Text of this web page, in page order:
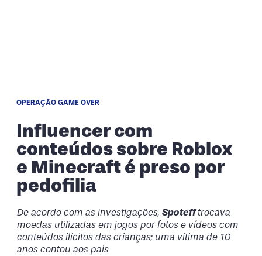
OPERAÇÃO GAME OVER
Influencer com
conteúdos sobre Roblox
e Minecraft é preso por
pedofilia
De acordo com as investigações, Spotefftrocava
moedas utilizadas em jogos por fotos e vídeos com
conteúdos ilícitos das crianças; uma vítima de 10
anos contou aos pais